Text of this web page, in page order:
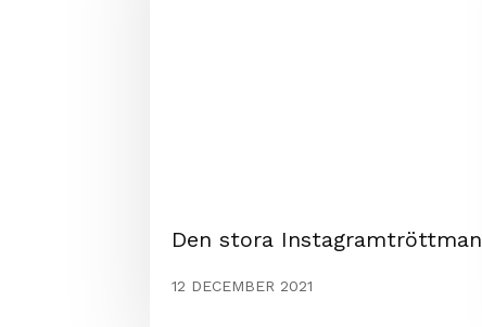
Den stora Instagramtröttman
12 DECEMBER 2021